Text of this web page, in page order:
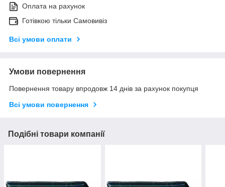
Оплата на рахунок
Готівкою тільки Самовивіз
Всі умови оплати
Умови повернення
Повернення товару впродовж 14 днів за рахунок покупця
Всі умови повернення
Подібні товари компанії